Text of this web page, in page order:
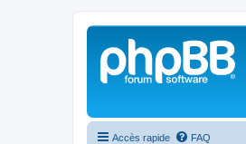
Accès rapide FAQ